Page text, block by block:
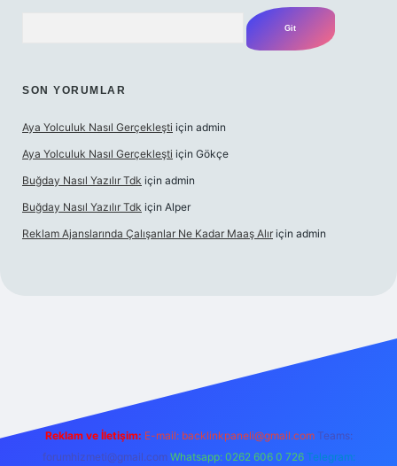
SON YORUMLAR
Aya Yolculuk Nasıl Gerçekleşti için admin
Aya Yolculuk Nasıl Gerçekleşti için Gökçe
Buğday Nasıl Yazılır Tdk için admin
Buğday Nasıl Yazılır Tdk için Alper
Reklam Ajanslarında Çalışanlar Ne Kadar Maaş Alır için admin
Reklam ve İletişim: E-mail: backlinkpaneli@gmail.com Teams:
forumhizmeti@gmail.com Whatsapp: 0262 606 0 726 Telegram: